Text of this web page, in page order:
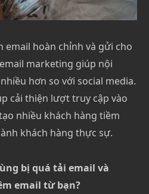
email hoàn chỉnh và gửi cho
marketing giúp nội
hơn so với social media.
cải thiện lượt truy cập vào
nhiều khách hàng tiềm
khách hàng thực sự.
bị quá tải email và
email từ bạn?